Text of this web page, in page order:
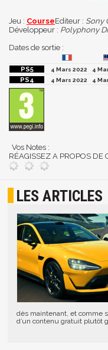
Jeu : CourseEditeur : Sony
Développeur : Polyphony
Dates de sortie :
4 Mars 2022 4
4 Mars 2022
4
Vos Notes :
RÉAGISSEZ A PROPOS DE
LES ARTICLES
dès maintenant, et comme
d’un contenu gratuit plutôt